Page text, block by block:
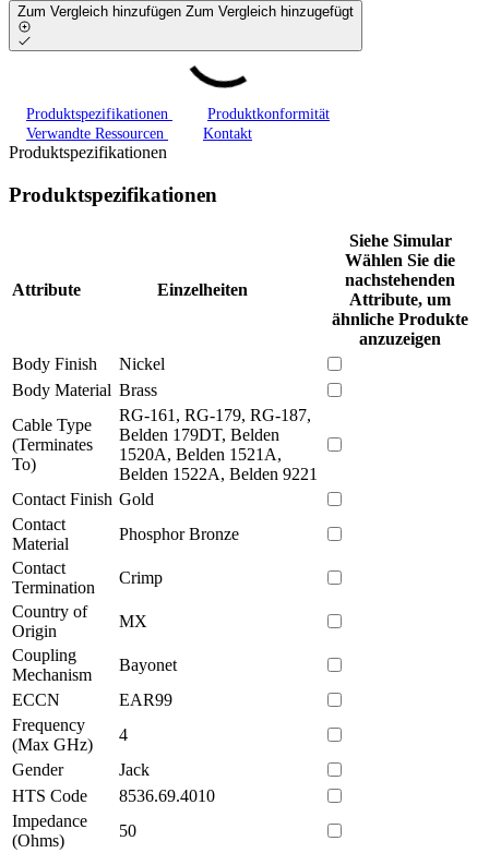
Zum Vergleich hinzufügen Zum Vergleich hinzugefügt
Produktspezifikationen
Produktkonformität
Verwandte Ressourcen
Kontakt
Produktspezifikationen
Produktspezifikationen
Attribute Einzelheiten
Siehe Simular
Wählen Sie die
nachstehenden
Attribute, um
ähnliche Produkte
anzuzeigen
Body Finish
Nickel
Body Material Brass
Cable Type
(Terminates
To)
RG-161, RG-179, RG-187,
Belden 179DT, Belden
1520A, Belden 1521A,
Belden 1522A, Belden 9221
Contact Finish Gold
Contact
Material
Phosphor Bronze
Contact
Termination
Crimp
Country of
Origin
MX
Coupling
Mechanism
Bayonet
ECCN
EAR99
Frequency
(Max GHz)
4
Gender
Jack
HTS Code
8536.69.4010
Impedance
(Ohms)
50